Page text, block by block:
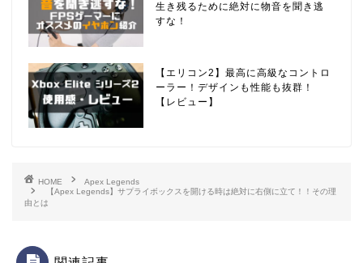
生き残るために絶対に物音を聞き逃
すな！
【エリコン2】最高に高級なコントロ
ーラー！デザインも性能も抜群！
【レビュー】
HOME
Apex Legends
【Apex Legends】サプライボックスを開ける時は絶対に右側に立て！！その理
由とは